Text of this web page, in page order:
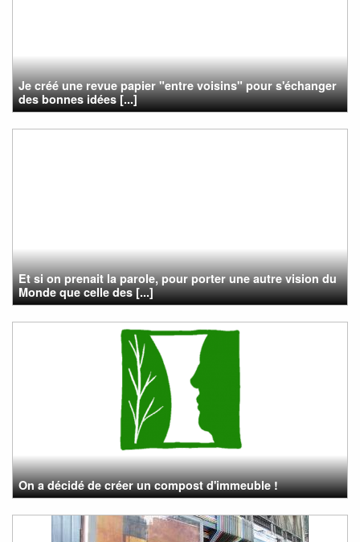
Je créé une revue papier "entre voisins" pour s'échanger
des bonnes idées [...]
Et si on prenait la parole, pour porter une autre vision du
Monde que celle des [...]
On a décidé de créer un compost d'immeuble !